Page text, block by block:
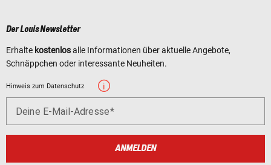
Der Louis Newsletter
Erhalte kostenlosalle Informationen über aktuelle Angebote,
Schnäppchen oder interessante Neuheiten.
Hinweis zum Datenschutz
Deine E-Mail-Adresse
ANMELDEN